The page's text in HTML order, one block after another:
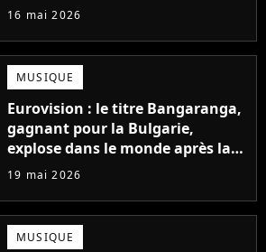
16 mai 2026
MUSIQUE
Eurovision : le titre Bangaranga,
gagnant pour la Bulgarie,
explose dans le monde après la
victoire de Dara
19 mai 2026
MUSIQUE